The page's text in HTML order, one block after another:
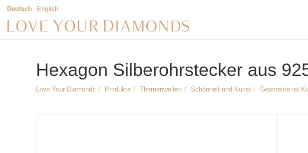
Deutsch English
Hexagon Silberohrstecker aus
Love Your Diamonds Produkte Themenwelten Schönheit und Kunst Geometrie ist